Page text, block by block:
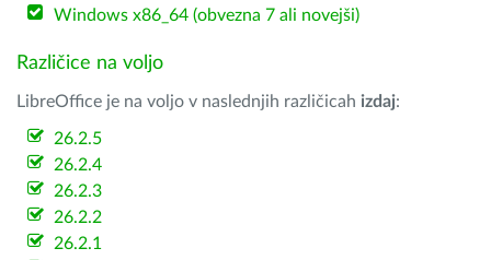
Windows x86_64 (obvezna 7 ali novejši)
Različice na voljo
LibreOffice je na voljo v naslednjih različicah izdaj:
26.2.5
26.2.4
26.2.3
26.2.2
26.2.1